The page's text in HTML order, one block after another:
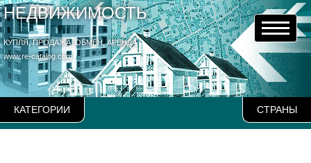
НЕДВИЖИМОСТЬ
КУПЛЯ, ПРОДАЖА, ОБМЕН, АРЕНДА
www.re-catalog.com
КАТЕГОРИИ СТРАНЫ